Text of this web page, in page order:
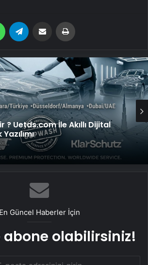
WhatsApp Email'den paylaş
? Uetds.com İle Akıllı Dijital
En Güncel Haberler İçin
abone olabilirsiniz!